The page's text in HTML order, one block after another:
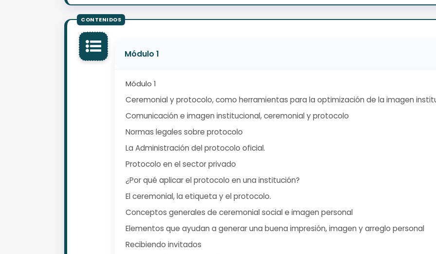
Módulo 1
Módulo 1
Ceremonial y protocolo, como herramientas para la optimización de la imagen
Comunicación e imagen institucional, ceremonial y protocolo
Normas legales sobre protocolo
La Administración del protocolo oficial.
Protocolo en el sector privado
¿Por qué aplicar el protocolo en una institución?
El ceremonial, la etiqueta y el protocolo.
Conceptos generales de ceremonial social e imagen personal
Elementos que ayudan a generar una buena impresión, imagen y arreglo personal
Recibiendo invitados